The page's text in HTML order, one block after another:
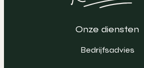
Onze diensten
Bedrijfsadvies